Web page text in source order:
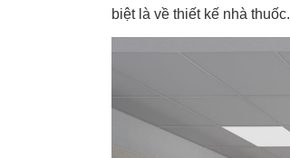
biệt là về thiết kế nhà thuốc.